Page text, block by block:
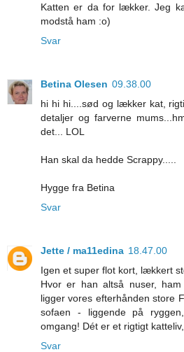
Katten er da for lækker. Jeg
modstå ham :o)
Svar
Betina Olesen 09.38.00
hi hi hi....sød og lækker kat,
detaljer og farverne
det... LOL
Han skal da hedde Scrappy.....
Hygge fra Betina
Svar
Jette / ma11edina 18.47.00
Igen et super flot kort, lækkert
Hvor er han altså nuser, ham
ligger vores efterhånden store
sofaen - liggende på
omgang! Dét er et rigtigt
Svar